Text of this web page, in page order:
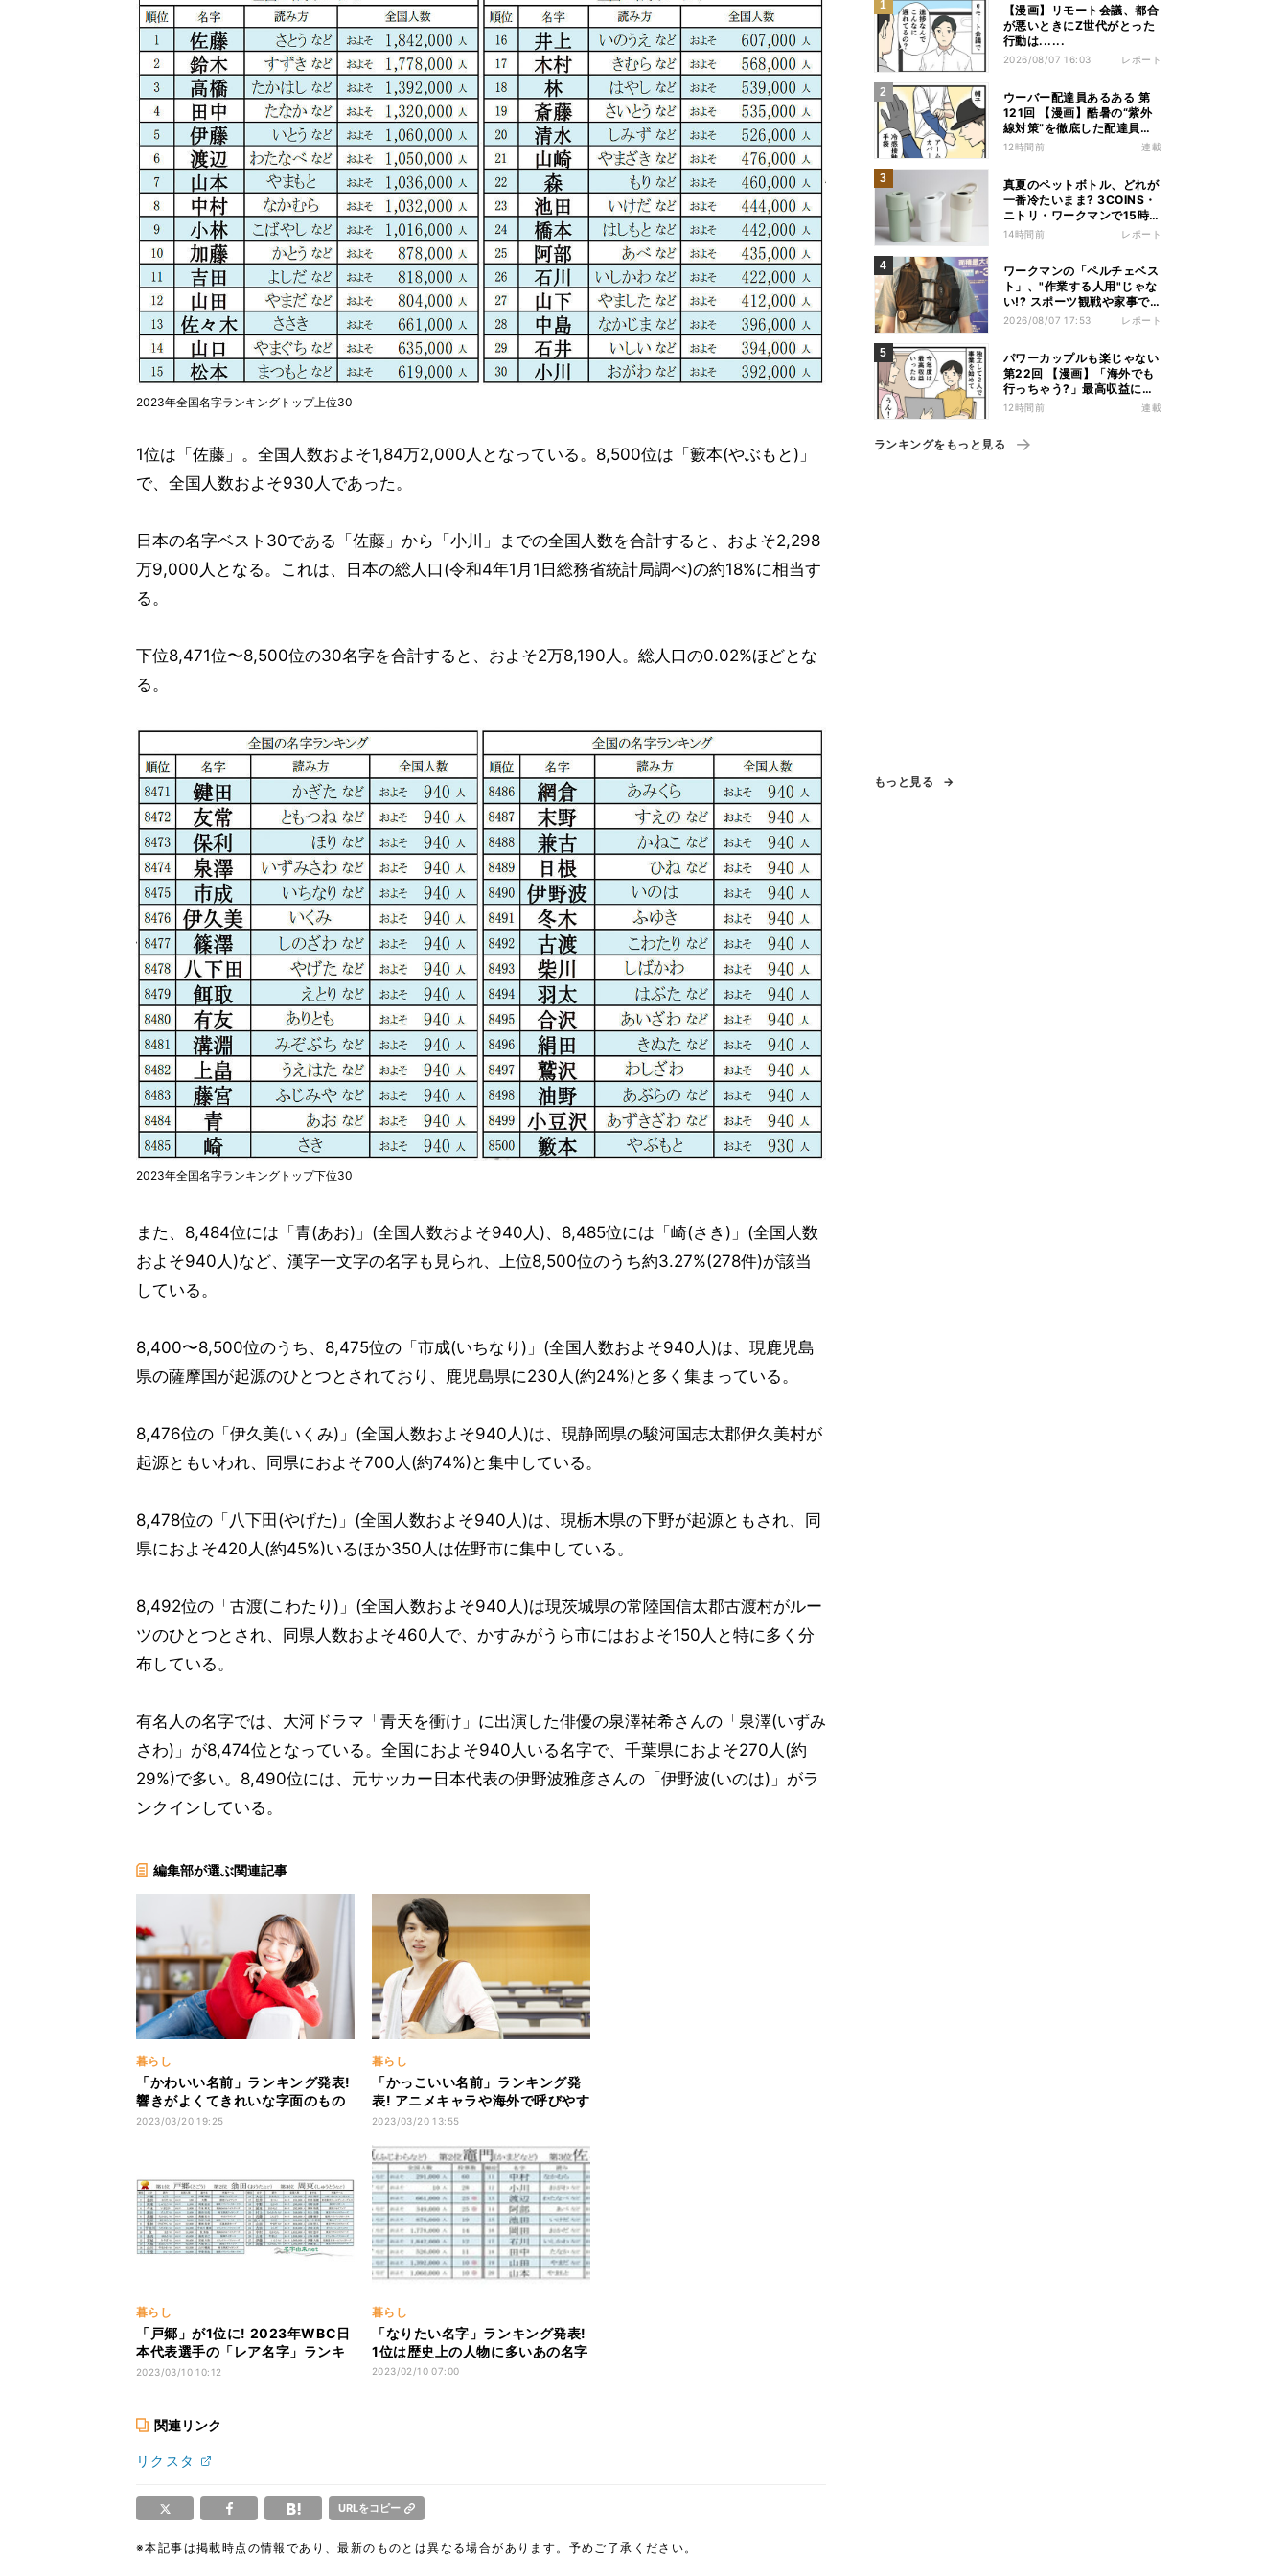
2023年全国名字ランキングトップ上位30
1位は「佐藤」。全国人数およそ1,84万2,000人となっている。8,500位は「籔本(やぶもと)」
で、全国人数およそ930人であった。
日本の名字ベスト30である「佐藤」から「小川」までの全国人数を合計すると、およそ2,298
万9,000人となる。これは、日本の総人口(令和4年1月1日総務省統計局調べ)の約18%に相当す
る。
下位8,471位〜8,500位の30名字を合計すると、およそ2万8,190人。総人口の0.02%ほどとな
る。
2023年全国名字ランキングトップ下位30
また、8,484位には「青(あお)」(全国人数およそ940人)、8,485位には「崎(さき)」(全国人数
およそ940人)など、漢字一文字の名字も見られ、上位8,500位のうち約3.27%(278件)が該当
している。
8,400〜8,500位のうち、8,475位の「市成(いちなり)」(全国人数およそ940人)は、現鹿児島
県の薩摩国が起源のひとつとされており、鹿児島県に230人(約24%)と多く集まっている。
8,476位の「伊久美(いくみ)」(全国人数およそ940人)は、現静岡県の駿河国志太郡伊久美村が
起源ともいわれ、同県におよそ700人(約74%)と集中している。
8,478位の「八下田(やげた)」(全国人数およそ940人)は、現栃木県の下野が起源ともされ、同
県におよそ420人(約45%)いるほか350人は佐野市に集中している。
8,492位の「古渡(こわたり)」(全国人数およそ940人)は現茨城県の常陸国信太郡古渡村がルー
ツのひとつとされ、同県人数およそ460人で、かすみがうら市にはおよそ150人と特に多く分
布している。
有名人の名字では、大河ドラマ「青天を衝け」に出演した俳優の泉澤祐希さんの「泉澤(いずみ
さわ)」が8,474位となっている。全国におよそ940人いる名字で、千葉県におよそ270人(約
29%)で多い。8,490位には、元サッカー日本代表の伊野波雅彦さんの「伊野波(いのは)」がラ
ンクインしている。
編集部が選ぶ関連記事
暮らし
「かわいい名前」ランキング発表!
響きがよくてきれいな字面のもの
が多数
2023/03/20 19:25
暮らし
「かっこいい名前」ランキング発
表! アニメキャラや海外で呼びやす
い名も
2023/03/20 13:55
暮らし
「戸郷」が1位に! 2023年WBC日
本代表選手の「レア名字」ランキ
ング発表
2023/03/10 10:12
暮らし
「なりたい名字」ランキング発表!
1位は歴史上の人物に多いあの名字
2023/02/10 07:00
関連リンク
リクスタ
URLをコピー
※本記事は掲載時点の情報であり、最新のものとは異なる場合があります。予めご了承ください。
【漫画】リモート会議、都合
が悪いときにZ世代がとった
行動は......
2026/08/07 16:03 レポート
ウーバー配達員あるある 第
121回 【漫画】酷暑の“紫外
線対策”を徹底した配達員
が、数カ月後に絶句した理由
12時間前 連載
真夏のペットボトル、どれが
一番冷たいまま? 3COINS・
ニトリ・ワークマンで15時間
検証してみた
14時間前 レポート
ワークマンの「ペルチェベス
ト」、"作業する人用"じゃな
い!? スポーツ観戦や家事で
の熱中症&冷え対策に――話
2026/08/07 17:53 レポート
パワーカップルも楽じゃない
第22回 【漫画】「海外でも
行っちゃう?」最高収益に喜
ぶ夫婦、直後に届いた“通知
12時間前 連載
ランキングをもっと見る
もっと見る